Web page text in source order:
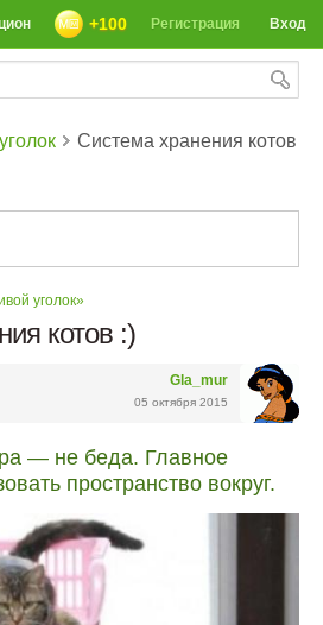
Вход
Регистрация
+100
Система хранения котов
уголок»
котов :)
Gla_mur
05 октября 2015
— не беда. Главное
пространство вокруг.